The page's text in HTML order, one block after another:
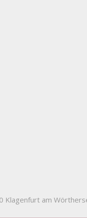
Klagenfurt am